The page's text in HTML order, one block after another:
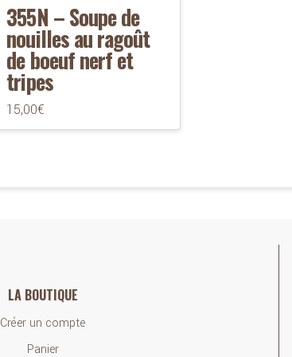
355N – Soupe de
nouilles au ragoût
de boeuf nerf et
tripes
15,00€
LA BOUTIQUE
Créer un compte
Panier